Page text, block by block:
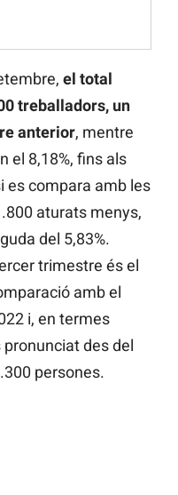
el total
treballadors, un
anterior, mentre
el 8,18%, fins als
es compara amb les
aturats menys,
del 5,83%.
trimestre és el
amb el
i, en termes
pronunciat des del
persones.